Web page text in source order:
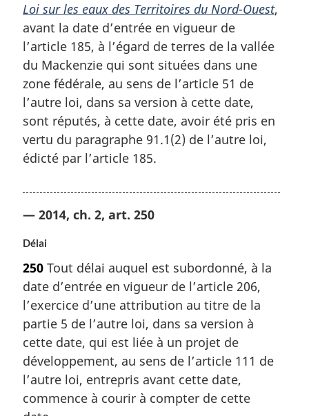
Loi sur les eaux des Territoires du Nord-Ouest,
avant la date d’entrée en vigueur de
l’article 185, à l’égard de terres de la vallée
du Mackenzie qui sont situées dans une
zone fédérale, au sens de l’article 51 de
l’autre loi, dans sa version à cette date,
sont réputés, à cette date, avoir été pris en
vertu du paragraphe 91.1(2) de l’autre loi,
édicté par l’article 185.
— 2014, ch. 2, art. 250
Délai
250 Tout délai auquel est subordonné, à la
date d’entrée en vigueur de l’article 206,
l’exercice d’une attribution au titre de la
partie 5 de l’autre loi, dans sa version à
cette date, qui est liée à un projet de
développement, au sens de l’article 111 de
l’autre loi, entrepris avant cette date,
commence à courir à compter de cette